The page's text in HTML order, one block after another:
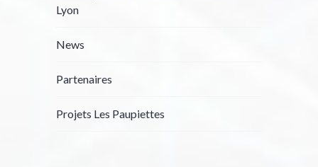
Lyon
News
Partenaires
Projets Les Paupiettes